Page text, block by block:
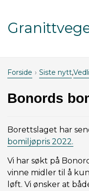
Forside Siste nytt,
Bonords
Borettslaget har
bomiljøpris 2022.
Vi har søkt på
vinne midler til å
løft. Vi ønsker at